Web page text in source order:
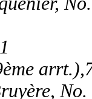
No.